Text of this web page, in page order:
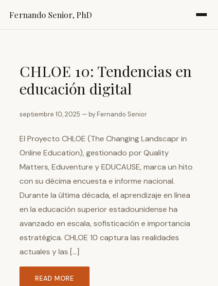
Fernando Senior, PhD
CHLOE 10: Tendencias en
educación digital
septiembre 10, 2025 — by Fernando Senior
El Proyecto CHLOE (The Changing Landscapr in
Online Education), gestionado por Quality
Matters, Eduventure y EDUCAUSE, marca un hito
con su décima encuesta e informe nacional.
Durante la última década, el aprendizaje en línea
en la educación superior estadounidense ha
avanzado en escala, sofisticación e importancia
estratégica. CHLOE 10 captura las realidades
actuales y las […]
READ MORE